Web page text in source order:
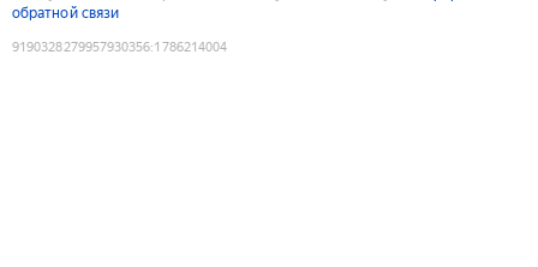
обратной связи
9190328279957930356:1786214004